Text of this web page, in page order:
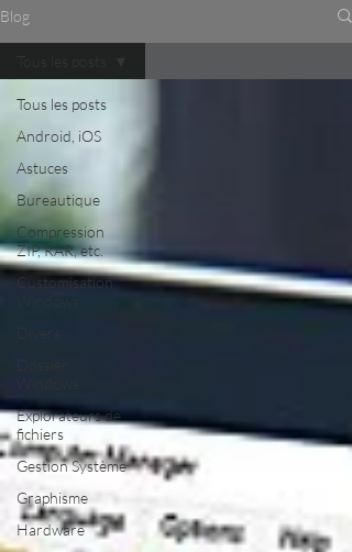
Blog
Tous les posts
Android, iOS
Astuces
Bureautique
Compression
ZIP, RAR, etc.
Customisation
Windows
Explorateurs de
fichiers
Gestion Système
Graphisme
Hardware